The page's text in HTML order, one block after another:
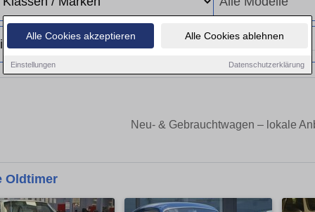
Alle Cookies akzeptieren Alle Cookies ablehnen
Einstellungen Datenschutzerklärung
Neu- & Gebrauchtwagen – lokale
Oldtimer